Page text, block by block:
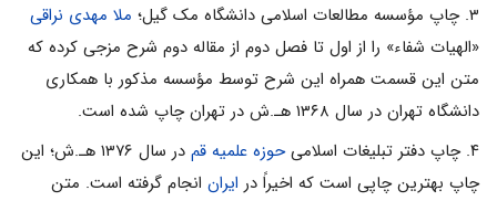
۳. چاپ مؤسسه مطالعات اسلامى دانشگاه مک گیل؛
ملا مهدى نراقى
«الهیات شفاء» را از اول تا فصل دوم از مقاله دوم شرح مزجى کرده که
متن این قسمت همراه این شرح توسط مؤسسه مذکور با همکارى
دانشگاه تهران در سال ۱۳۶۸ هـ.ش در تهران چاپ شده است.
۴. چاپ دفتر تبلیغات اسلامى
حوزه علمیه قم
در سال ۱۳۷۶ هـ.ش؛ این
چاپ بهترین چاپى است که اخیراً در ایران انجام گرفته است. متن